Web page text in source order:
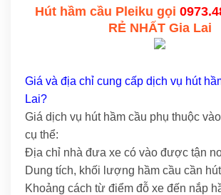
Hút hầm cầu Pleiku gọi
RẺ NHẤT Gia Lai
Giá và địa chỉ cung cấp dịch vụ hút
Lai?
Giá dịch vụ hút hầm cầu phụ thuộc
cụ thể:
Địa chỉ nhà đưa xe có vào được tận
Dung tích, khối lượng hầm cầu cần
Khoảng cách từ điểm đỗ xe đến nắp